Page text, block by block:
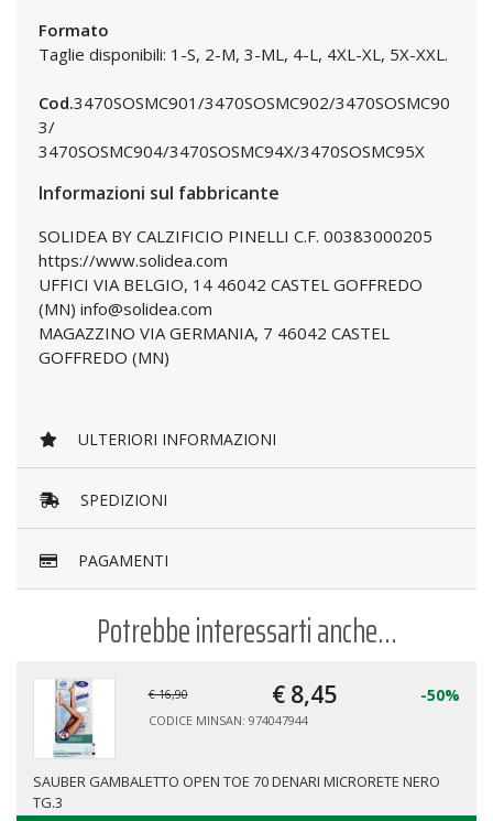
Formato
Taglie disponibili: 1-S, 2-M, 3-ML, 4-L, 4XL-XL, 5X-XXL.
Cod.3470SOSMC901/3470SOSMC902/3470SOSMC90
3/
3470SOSMC904/3470SOSMC94X/3470SOSMC95X
Informazioni sul fabbricante
SOLIDEA BY CALZIFICIO PINELLI C.F. 00383000205
https://www.solidea.com
UFFICI VIA BELGIO, 14 46042 CASTEL GOFFREDO
(MN) info@solidea.com
MAGAZZINO VIA GERMANIA, 7 46042 CASTEL
GOFFREDO (MN)
ULTERIORI INFORMAZIONI
SPEDIZIONI
PAGAMENTI
Potrebbe interessarti anche...
€ 16,90 € 8,45 -50%
CODICE MINSAN: 974047944
SAUBER GAMBALETTO OPEN TOE 70 DENARI MICRORETE NERO
TG.3